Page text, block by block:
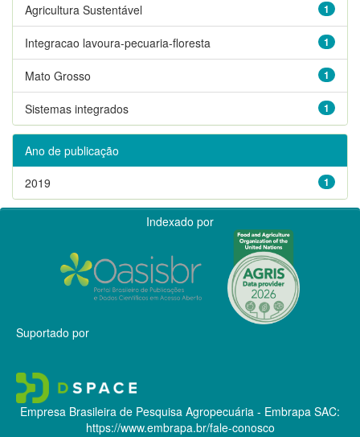
1
Agricultura Sustentável
1
Integracao lavoura-pecuaria-floresta
1
Mato Grosso
1
Sistemas integrados
Ano de publicação
1
2019
Indexado por
Suportado por
Empresa Brasileira de Pesquisa Agropecuária - Embrapa SAC:
https://www.embrapa.br/fale-conosco